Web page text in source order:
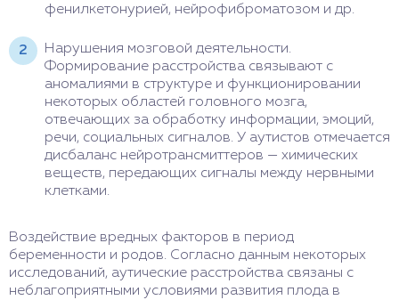
фенилкетонурией, нейрофиброматозом и др.
Нарушения мозговой деятельности.
Формирование расстройства связывают с
аномалиями в структуре и функционировании
некоторых областей головного мозга,
отвечающих за обработку информации, эмоций,
речи, социальных сигналов. У аутистов отмечается
дисбаланс нейротрансмиттеров — химических
веществ, передающих сигналы между нервными
клетками.
Воздействие вредных факторов в период
беременности и родов. Согласно данным некоторых
исследований, аутические расстройства связаны с
неблагоприятными условиями развития плода в